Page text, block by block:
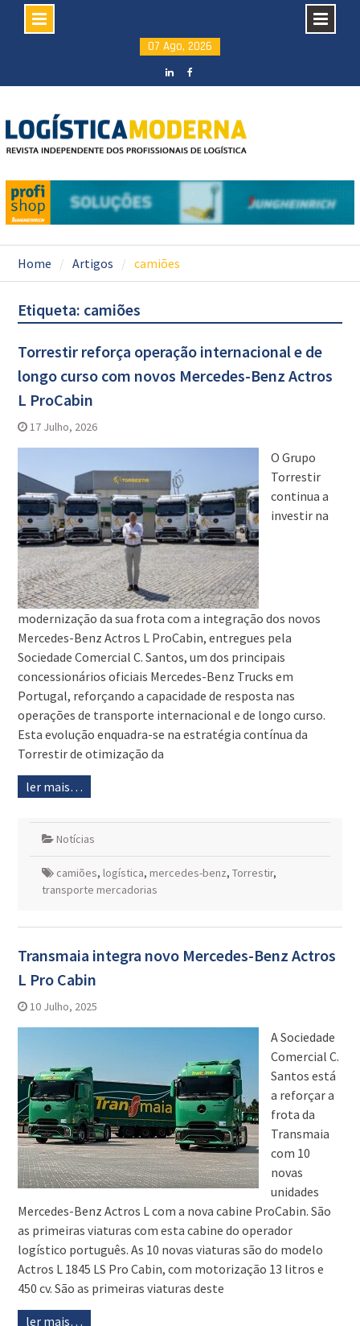
content
07 Ago, 2026
Home Artigos camiões
Etiqueta: camiões
Torrestir reforça operação internacional e de
longo curso com novos Mercedes-Benz Actros
L ProCabin
17 Julho, 2026
O Grupo
Torrestir
continua a
investir na
modernização da sua frota com a integração dos novos
Mercedes-Benz Actros L ProCabin, entregues pela
Sociedade Comercial C. Santos, um dos principais
concessionários oficiais Mercedes-Benz Trucks em
Portugal, reforçando a capacidade de resposta nas
operações de transporte internacional e de longo curso.
Esta evolução enquadra-se na estratégia contínua da
Torrestir de otimização da
ler mais…
Notícias
camiões, logística, mercedes-benz, Torrestir,
transporte mercadorias
Transmaia integra novo Mercedes-Benz Actros
L Pro Cabin
10 Julho, 2025
A Sociedade
Comercial C.
Santos está
a reforçar a
frota da
Transmaia
com 10
novas
unidades
Mercedes-Benz Actros L com a nova cabine ProCabin. São
as primeiras viaturas com esta cabine do operador
logístico português. As 10 novas viaturas são do modelo
Actros L 1845 LS Pro Cabin, com motorização 13 litros e
450 cv. São as primeiras viaturas deste
ler mais…